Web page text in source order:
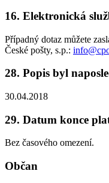
16. Elektronická
Případný dotaz můžete
České pošty, s.p.:
28. Popis byl
30.04.2018
29. Datum konce
Bez časového omezení.
Občan